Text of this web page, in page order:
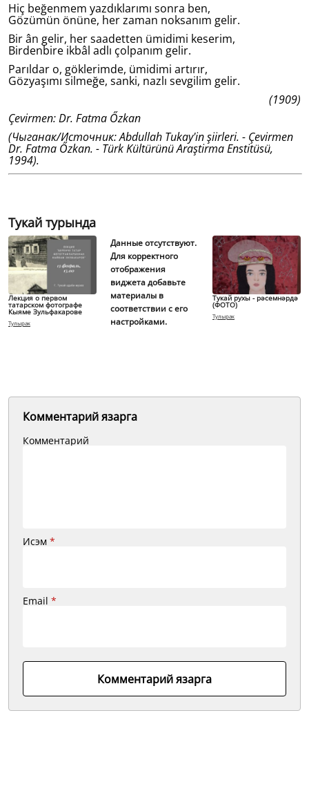
Hiç beğenmem yazdıklarımı sonra ben,
Gözümün önüne, her zaman noksanım gelir.
Bir ân gelir, her saadetten ümidimi keserim,
Birdenbire ikbâl adlı çolpanım gelir.
Parıldar o, göklerimde, ümidimi artırır,
Gözyaşımı silmeğe, sanki, nazlı sevgilim gelir.
(1909)
Çevirmen: Dr. Fatma Őzkan
(Чыганак/Источник: Abdullah Tukay'in şiirleri. - Çevirmen
Dr. Fatma Őzkan. - Türk Kültürünü Araştirma Enstitüsü,
1994).
Тукай турында
Лекция о первом
татарском фотографе
Кыяме Зульфакарове
Тулырак
Данные отсутствуют.
Для корректного
отображения
виджета добавьте
материалы в
соответствии с его
настройками.
Тукай рухы - рәсемнәрдә
(ФОТО)
Тулырак
Комментарий язарга
Комментарий
Исэм *
Email *
Комментарий язарга